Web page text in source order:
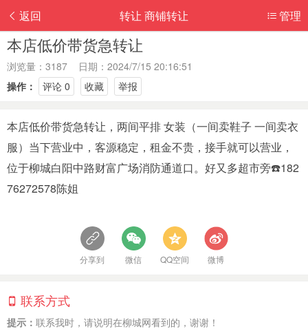
返回 管理
转让 商铺转让
本店低价带货急转让
浏览量：3187 日期：2024/7/15 20:16:51
操作：
评论 0 收藏 举报
本店低价带货急转让，两间平排 女装（一间卖鞋子 一间卖衣
服）当下营业中，客源稳定，租金不贵，接手就可以营业，
位于柳城白阳中路财富广场消防通道口。好又多超市旁☎️182
76272578陈姐
分享到 微信 QQ空间 微博
联系方式
提示： 联系我时，请说明在柳城网看到的，谢谢！